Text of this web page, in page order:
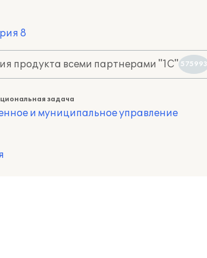
8
продукта всеми партнерами "1С" 575993
задача
и муниципальное управление